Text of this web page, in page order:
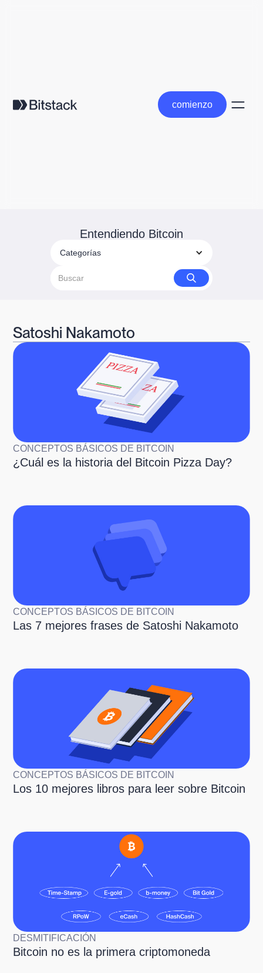
comienzo
comienzo
Entendiendo Bitcoin
Categorías
Satoshi Nakamoto
CONCEPTOS BÁSICOS DE BITCOIN
¿Cuál es la historia del Bitcoin Pizza Day?
CONCEPTOS BÁSICOS DE BITCOIN
Las 7 mejores frases de Satoshi Nakamoto
CONCEPTOS BÁSICOS DE BITCOIN
Los 10 mejores libros para leer sobre Bitcoin
DESMITIFICACIÓN
Bitcoin no es la primera criptomoneda